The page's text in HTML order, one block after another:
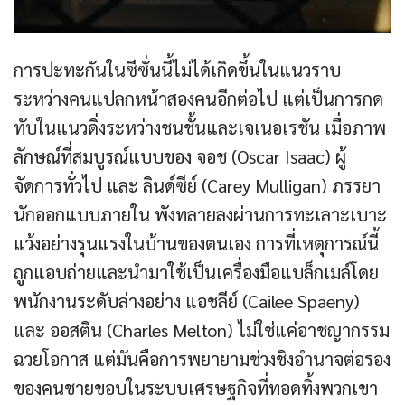
การปะทะกันในซีซั่นนี้ไม่ได้เกิดขึ้นในแนวราบ
ระหว่างคนแปลกหน้าสองคนอีกต่อไป แต่เป็นการกด
ทับในแนวดิ่งระหว่างชนชั้นและเจเนอเรชัน เมื่อภาพ
ลักษณ์ที่สมบูรณ์แบบของ จอช (Oscar Isaac) ผู้
จัดการทั่วไป และ ลินด์ซีย์ (Carey Mulligan) ภรรยา
นักออกแบบภายใน พังทลายลงผ่านการทะเลาะเบาะ
แว้งอย่างรุนแรงในบ้านของตนเอง การที่เหตุการณ์นี้
ถูกแอบถ่ายและนำมาใช้เป็นเครื่องมือแบล็กเมล์โดย
พนักงานระดับล่างอย่าง แอชลีย์ (Cailee Spaeny)
และ ออสติน (Charles Melton) ไม่ใช่แค่อาชญากรรม
ฉวยโอกาส แต่มันคือการพยายามช่วงชิงอำนาจต่อรอง
ของคนชายขอบในระบบเศรษฐกิจที่ทอดทิ้งพวกเขา